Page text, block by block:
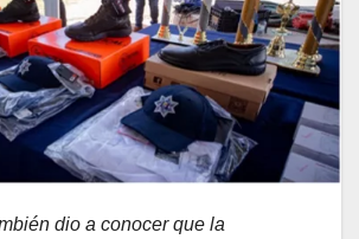
dio a conocerque la